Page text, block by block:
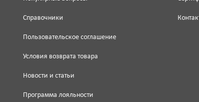
Справочники
Пользовательское соглашение
Условия возврата товара
Новости и статьи
Программа лояльности